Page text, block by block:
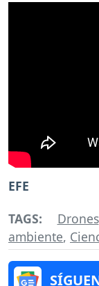
EFE
TAGS: Drones
ambiente,